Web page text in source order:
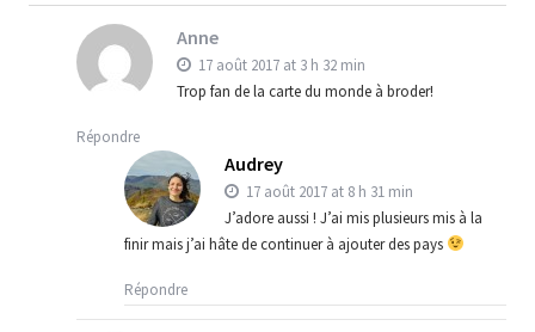
Anne
17 août 2017 at 3 h 32 min
Trop fan de la carte du monde à broder!
Répondre
Audrey
17 août 2017 at 8 h 31 min
J’adore aussi ! J’ai mis plusieurs mis à la
finir mais j’ai hâte de continuer à ajouter des pays
Répondre